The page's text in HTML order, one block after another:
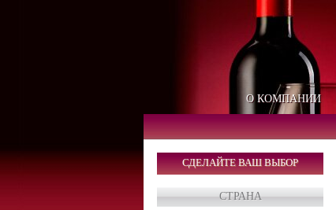
О КОМПАНИИ
СДЕЛАЙТЕ ВАШ ВЫБОР
СТРАНА